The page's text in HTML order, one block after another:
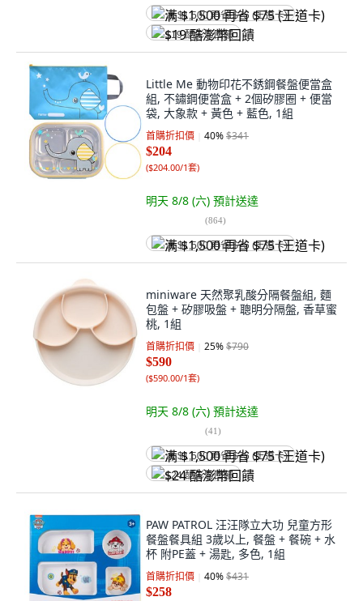
满 $1,500 再省 $75 (王道卡)
$19 酷澎幣回饋
Little Me 動物印花不銹鋼餐盤便當盒
組, 不鏽鋼便當盒 + 2個矽膠圈 + 便當
袋, 大象款 + 黃色 + 藍色, 1組
首購折扣價 40%$341
$204
($204.00/1套)
明天 8/8 (六) 預計送達
(864)
满 $1,500 再省 $75 (王道卡)
miniware 天然聚乳酸分隔餐盤組, 麵
包盤 + 矽膠吸盤 + 聰明分隔盤, 香草蜜
桃, 1組
首購折扣價 25%$790
$590
($590.00/1套)
明天 8/8 (六) 預計送達
(41)
满 $1,500 再省 $75 (王道卡)
$24 酷澎幣回饋
PAW PATROL 汪汪隊立大功 兒童方形
餐盤餐具組 3歲以上, 餐盤 + 餐碗 + 水
杯 附PE蓋 + 湯匙, 多色, 1組
首購折扣價 40%$431
$258